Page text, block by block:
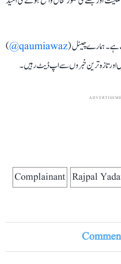
ہے۔ ہمارے چینل (qaumiawaz@
)
اور تازہ ترین خبروں سے اپ ڈیٹ رہیں۔
Rajpal
Complainant